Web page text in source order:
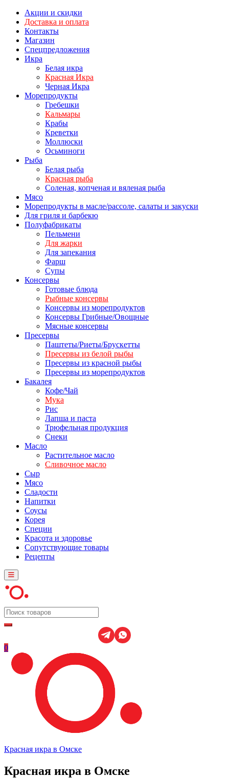
Акции и скидки
Доставка и оплата
Контакты
Магазин
Спецпредложения
Икра
Белая икра
Красная Икра
Черная Икра
Морепродукты
Гребешки
Кальмары
Крабы
Креветки
Моллюски
Осьминоги
Рыба
Белая рыба
Красная рыба
Соленая, копченая и вяленая рыба
Мясо
Морепродукты в масле/рассоле, салаты и закуски
Для гриля и барбекю
Полуфабрикаты
Пельмени
Для жарки
Для запекания
Фарш
Супы
Консервы
Готовые блюда
Рыбные консервы
Консервы из морепродуктов
Консервы Грибные/Овощные
Мясные консервы
Пресервы
Паштеты/Риеты/Брускетты
Пресервы из белой рыбы
Пресервы из красной рыбы
Пресервы из морепродуктов
Бакалея
Кофе/Чай
Мука
Рис
Лапша и паста
Трюфельная продукция
Снеки
Масло
Растительное масло
Сливочное масло
Сыр
Мясо
Сладости
Напитки
Соусы
Корея
Специи
Красота и здоровье
Сопутствующие товары
Рецепты
0
Красная икра в Омске
Красная икра в Омске